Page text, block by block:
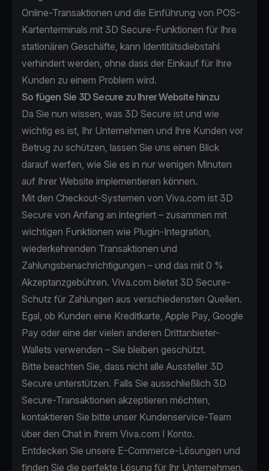
Online-Transaktionen und die Einführung von POS-
Kartenterminals mit 3D Secure-Funktionen für Ihre
stationären Geschäfte, kann Identitätsdiebstahl
verhindert werden, ohne dass der Einkauf für Ihre
Kunden zu einem Problem wird.
So fügen Sie 3D Secure zu Ihrer Website hinzu
Da Sie nun wissen, was 3D Secure ist und wie
wichtig es ist, Ihr Unternehmen und Ihre Kunden vor
Betrug zu schützen, lassen Sie uns einen Blick
darauf werfen, wie Sie es in nur wenigen Minuten
auf Ihrer Website implementieren können.
Mit den Checkout-Systemen von Viva.com ist 3D
Secure von Anfang an integriert – zusammen mit
wichtigen Funktionen wie Plugin-Integration,
wiederkehrenden Transaktionen und
Zahlungsbenachrichtigungen – und das mit 0 %
Akzeptanzgebühren. Viva.com bietet 3D Secure-
Schutz für Zahlungen aus verschiedensten Quellen.
Egal, ob Kunden eine Kreditkarte, Apple Pay, Google
Pay oder eine der vielen anderen Drittanbieter-
Wallets verwenden – Sie bleiben geschützt.
Bitte beachten Sie, dass nicht alle Aussteller 3D
Secure unterstützen. Falls Sie ausschließlich 3D
Secure-Transaktionen akzeptieren möchten,
kontaktieren Sie bitte unser Kundenservice-Team
über den Chat in Ihrem Viva.com I Konto.
Entdecken Sie unsere E-Commerce-Lösungen und
finden Sie die perfekte Lösung für Ihr Unternehmen.